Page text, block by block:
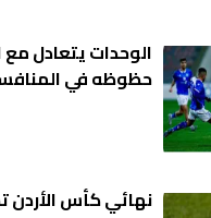
الوحدات يتعادل
حظوظه في